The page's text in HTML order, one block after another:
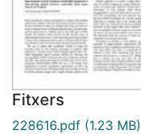
Fitxers
228616.pdf (1.23 MB)